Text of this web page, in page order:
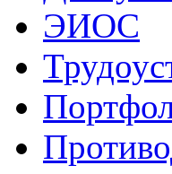
ЭИОС